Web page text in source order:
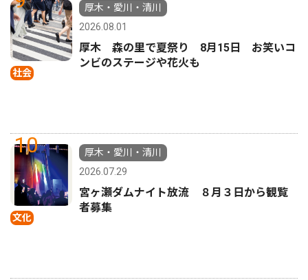
社会
厚木・愛川・清川
2026.08.01
厚木 森の里で夏祭り 8月15日 お笑いコ
ンビのステージや花火も
10
文化
厚木・愛川・清川
2026.07.29
宮ヶ瀬ダムナイト放流 ８月３日から観覧
者募集